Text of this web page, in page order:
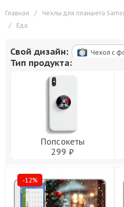
Главная / Чехлы для планшета
/
Еда
Свой дизайн: Чехол c
Тип продукта:
Попсокеты
299 ₽
-12%